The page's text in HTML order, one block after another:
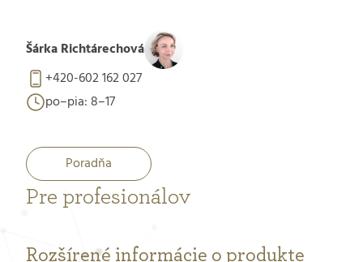
Šárka Richtárechová
+420-602 162 027
po–pia: 8–17
Poradňa
Pre profesionálov
Rozšírené informácie o produkte